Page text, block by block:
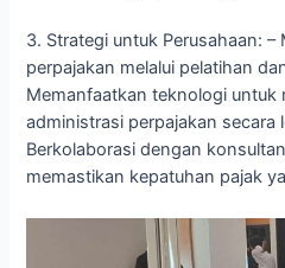
3. Strategi untuk Perusahaan:
perpajakan melalui pelatihan
Memanfaatkan teknologi untuk
administrasi perpajakan secara
Berkolaborasi dengan
memastikan kepatuhan pajak